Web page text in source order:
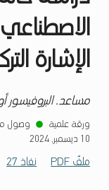
الإشارة
مساعد. البروفيسور
ورقة علمية وصول
10 ديسمبر, 2024
ملفّ PDF نفاذ 27